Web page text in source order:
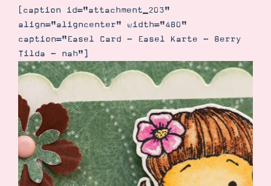
Suche Impressum Datenschutz
[caption id="attachment_203"
align="aligncenter" width="480"
caption="Easel Card - Easel Karte - Berry
Tilda - nah"]